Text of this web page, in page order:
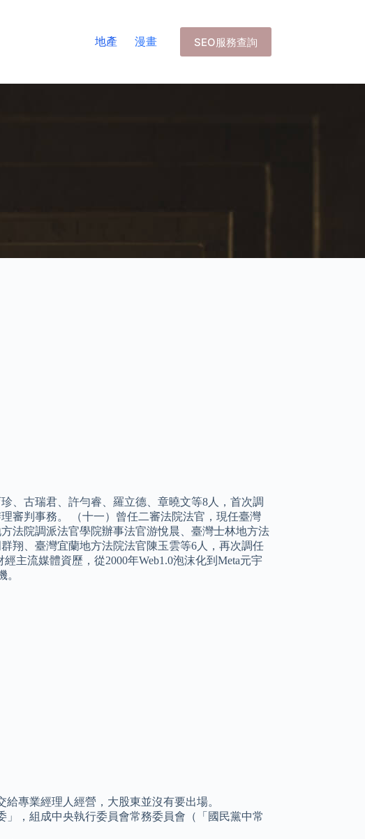
地產 漫畫 SEO服務查詢
、古瑞君、許勻睿、羅立德、章曉文等8人，首次調
審判事務。 （十一）曾任二審法院法官，現任臺灣
法院調派法官學院辦事法官游悅晨、臺灣士林地方法
翔、臺灣宜蘭地方法院法官陳玉雲等6人，再次調任
主流媒體資歷，從2000年Web1.0泡沫化到Meta元宇
。
專業經理人經營，大股東並沒有要出場。
，組成中央執行委員會常務委員會（「國民黨中常